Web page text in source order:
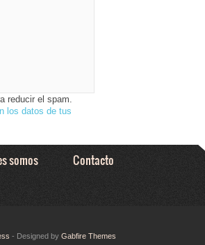
reducir el spam.
los datos de tus
somos
Contacto
- Designed by Gabfire Themes